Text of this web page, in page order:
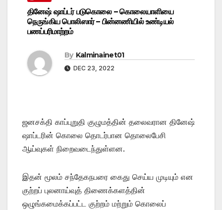
தினேஷ் ஷாப்டர் படுகொலை – கொலையாளியை
நெருங்கிய பொலிஸார் – பின்னணியில் உண்டியல்
பணப்பரிமாற்றம்
By Kalminainet01
DEC 23, 2022
ஜனசக்தி காப்புறுதி குழுமத்தின் தலைவரான தினேஷ்
ஷாப்டரின் கொலை தொடர்பான தொலைபேசி
ஆய்வுகள் நிறைவடைந்துள்ளன.
இதன் மூலம் சந்தேகநபரை கைது செய்ய முடியும் என
குற்றப் புலனாய்வுத் திணைக்களத்தின்
ஒழுங்கமைக்கப்பட்ட குற்றம் மற்றும் கொலைப்